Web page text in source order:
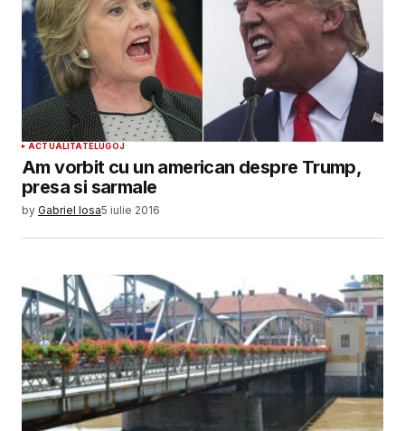
ACTUALITATELUGOJ
Am vorbit cu un american despre Trump,
presa si sarmale
by Gabriel Iosa5 iulie 2016